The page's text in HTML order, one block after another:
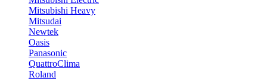
Mitsubishi Heavy
Mitsudai
Newtek
Oasis
Panasonic
QuattroClima
Roland